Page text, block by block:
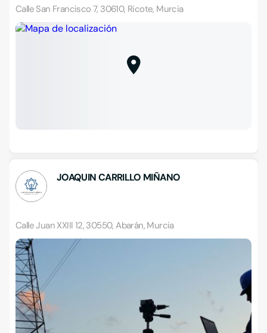
Calle San Francisco 7, 30610, Ricote, Murcia
JOAQUIN CARRILLO MIÑANO
Calle Juan XXIII 12, 30550, Abarán, Murcia